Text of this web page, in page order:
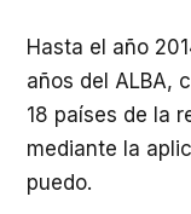
Hasta el año
años del ALBA,
18 países de la
mediante la
puedo.